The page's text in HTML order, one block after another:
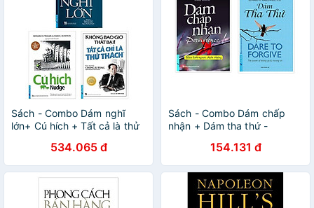
Sách - Combo Dám nghĩ
lớn+ Cú hích + Tất cả là thử
534.065 đ
Sách - Combo Dám chấp
nhận + Dám tha thứ -
154.131 đ